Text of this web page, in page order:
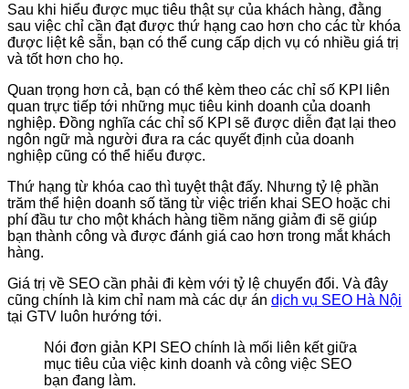
Sau khi hiểu được mục tiêu thật sự của khách hàng, đằng
sau việc chỉ cần đạt được thứ hạng cao hơn cho các từ khóa
được liệt kê sẵn, bạn có thể cung cấp dịch vụ có nhiều giá trị
và tốt hơn cho họ.
Quan trọng hơn cả, bạn có thể kèm theo các chỉ số KPI liên
quan trực tiếp tới những mục tiêu kinh doanh của doanh
nghiệp. Đồng nghĩa các chỉ số KPI sẽ được diễn đạt lại theo
ngôn ngữ mà người đưa ra các quyết định của doanh
nghiệp cũng có thể hiểu được.
Thứ hạng từ khóa cao thì tuyệt thật đấy. Nhưng tỷ lệ phần
trăm thể hiện doanh số tăng từ việc triển khai SEO hoặc chi
phí đầu tư cho một khách hàng tiềm năng giảm đi sẽ giúp
bạn thành công và được đánh giá cao hơn trong mắt khách
hàng.
Giá trị về SEO cần phải đi kèm với tỷ lệ chuyển đổi. Và đây
cũng chính là kim chỉ nam mà các dự án dịch vụ SEO Hà Nội
tại GTV luôn hướng tới.
Nói đơn giản KPI SEO chính là mối liên kết giữa
mục tiêu của việc kinh doanh và công việc SEO
bạn đang làm.